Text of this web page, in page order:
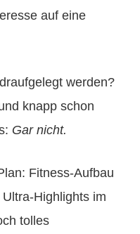
auf eine
werden?
knapp schon
Gar nicht.
Fitness-Aufbau
Highlights im
tolles